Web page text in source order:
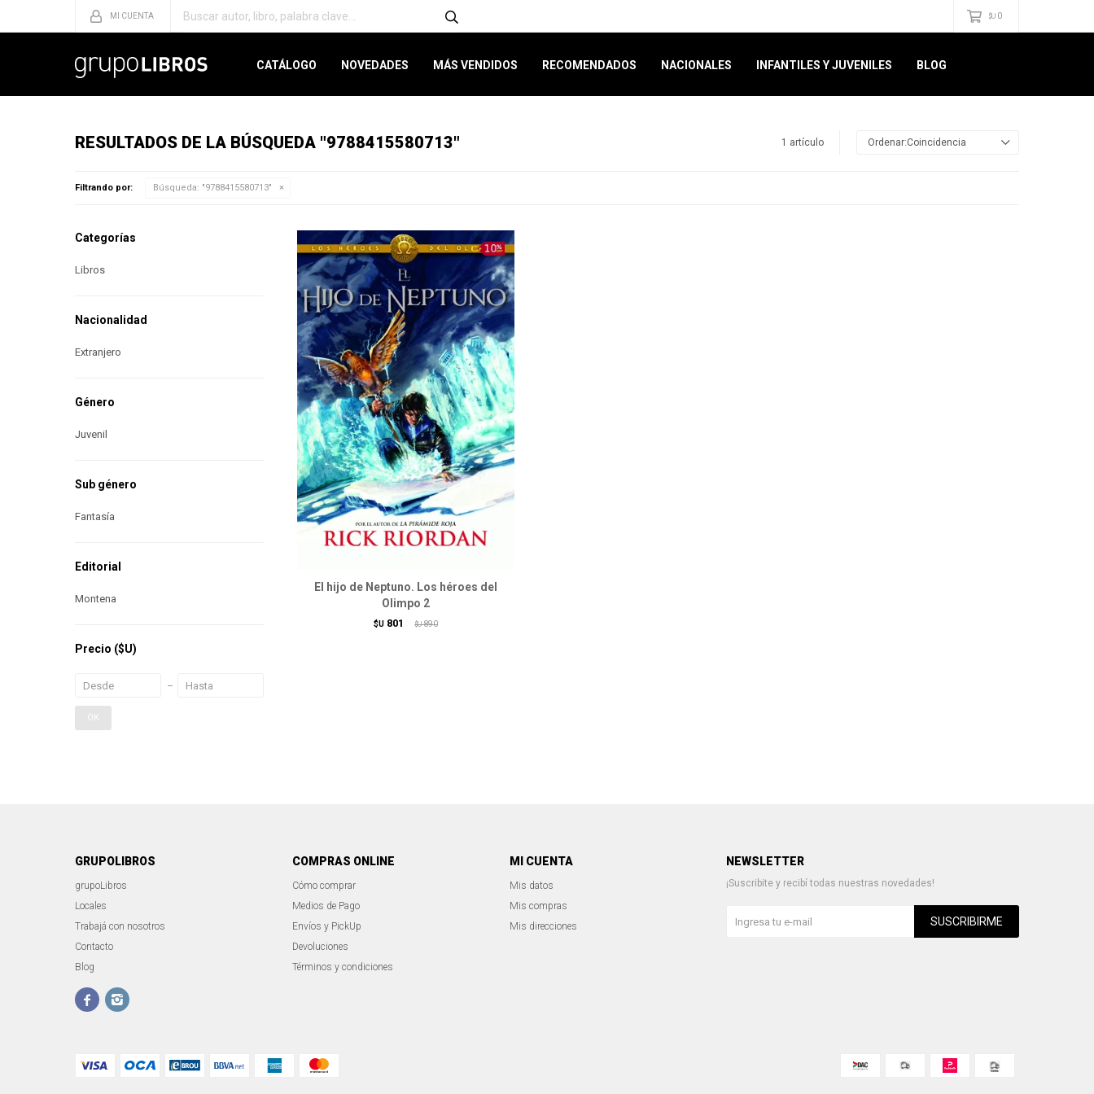
CATÁLOGO NOVEDADES MÁS VENDIDOS RECOMENDADOS NACIONALES INFANTILES Y JUVENILES BLOG
$U 0
RESULTADOS DE LA BÚSQUEDA "9788415580713" 1 artículo Coincidencia
Filtrando por: Búsqueda: "9788415580713"
El hijo de Neptuno. Los héroes del
Olimpo 2
$U 801 $U 890
Categorías
Libros
Nacionalidad
Extranjero
Género
Juvenil
Sub género
Fantasía
Editorial
Montena
Precio ($U)
OK
GRUPOLIBROS
grupoLibros
Locales
Trabajá con nosotros
Contacto
Blog
 
COMPRAS ONLINE
Cómo comprar
Medios de Pago
Envíos y PickUp
Devoluciones
Términos y condiciones
MI CUENTA
Mis datos
Mis compras
Mis direcciones
NEWSLETTER
¡Suscribite y recibí todas nuestras novedades!
SUSCRIBIRME